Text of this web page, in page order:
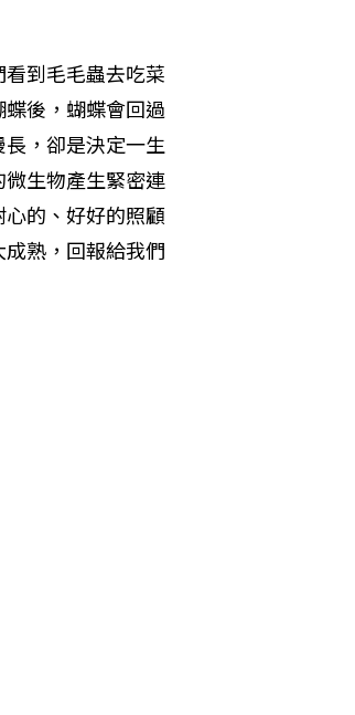
到毛毛蟲去吃菜
後，蝴蝶會回過
，卻是決定一生
生物產生緊密連
的、好好的照顧
熟，回報給我們